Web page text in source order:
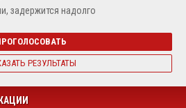
задержится надолго
РЕЗУЛЬТАТЫ